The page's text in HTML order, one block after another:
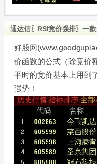
通达信〖RSI竞价强排〗一
好股网
价函数的公式（除竞价
平时的竞价基本上用到
强势！